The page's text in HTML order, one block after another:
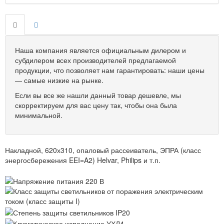
Наша компания является официальным дилером и
субдилером всех производителей предлагаемой
продукции, что позволяет нам гарантировать: наши цены
— самые низкие на рынке.
Если вы все же нашли данный товар дешевле, мы
скорректируем для вас цену так, чтобы она была
минимальной.
Накладной, 620х310, опаловый рассеиватель, ЭПРА (класс
энергосбережения EEI=A2) Helvar, Philips и т.п.